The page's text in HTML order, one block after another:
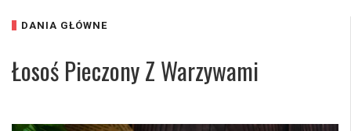
DANIA GŁÓWNE
Łosoś Pieczony Z Warzywami